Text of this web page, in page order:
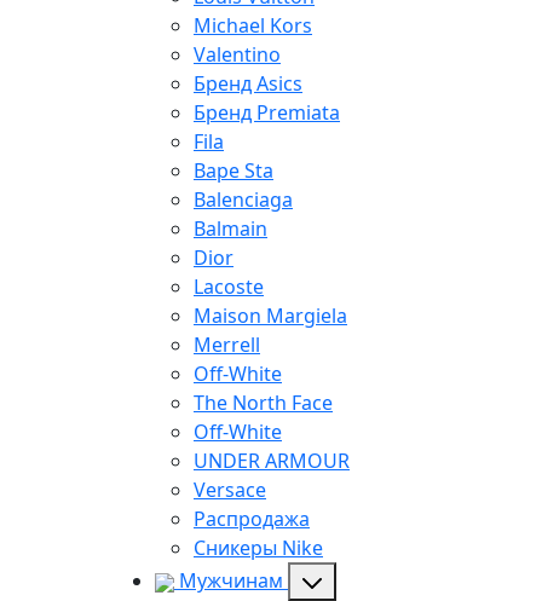
Michael Kors
Valentino
Бренд Asics
Бренд Premiata
Fila
Bape Sta
Balenciaga
Balmain
Dior
Lacoste
Maison Margiela
Merrell
Off-White
The North Face
Off-White
UNDER ARMOUR
Versace
Распродажа
Сникеры Nike
Мужчинам